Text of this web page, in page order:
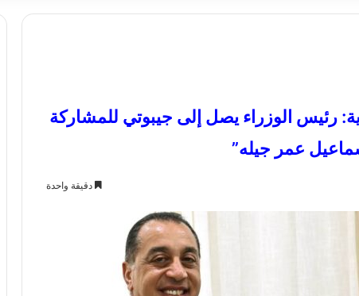
رئيس الوزراء يصل إلى جيبوتي للمشاركة
عمر جيله”
دقيقة واحدة